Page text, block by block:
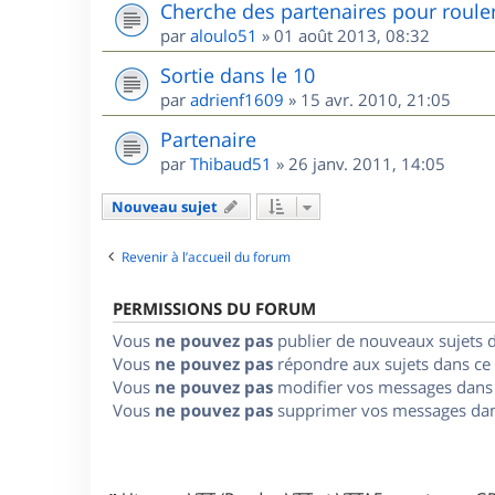
Cherche des partenaires pour
par aloulo51 » 01 août 2013, 08:32
Sortie dans le 10
par adrienf1609 » 15 avr. 2010, 21:05
Partenaire
par Thibaud51 » 26 janv. 2011, 14:05
Nouveau sujet
Revenir à l’accueil du forum
PERMISSIONS DU FORUM
Vous ne pouvez pas publier de nouveaux sujets
Vous ne pouvez pas répondre aux sujets dans
Vous ne pouvez pas modifier vos messages
Vous ne pouvez pas supprimer vos messages